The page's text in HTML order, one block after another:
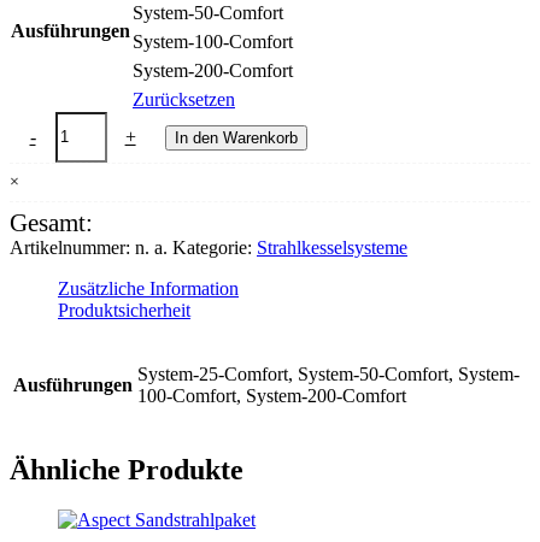
Ausführungen
System-50-Comfort
System-100-Comfort
System-200-Comfort
Zurücksetzen
-
Komplettpaket
System
Comfort
+ In den Warenkorb
×
Gesamt:
Artikelnummer: n. a. Kategorie: Strahlkesselsysteme
Zusätzliche Information
Produktsicherheit
Ausführungen
System-25-Comfort, System-50-Comfort, System-
100-Comfort, System-200-Comfort
Ähnliche Produkte